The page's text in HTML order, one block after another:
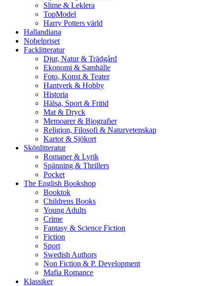
Slime & Leklera
TopModel
Harry Potters värld
Hallandiana
Nobelpriset
Facklitteratur
Djur, Natur & Trädgård
Ekonomi & Samhälle
Foto, Konst & Teater
Hantverk & Hobby
Historia
Hälsa, Sport & Fritid
Mat & Dryck
Memoarer & Biografier
Religion, Filosofi & Naturvetenskap
Kartor & Sjökort
Skönlitteratur
Romaner & Lyrik
Spänning & Thrillers
Pocket
The English Bookshop
Booktok
Childrens Books
Young Adults
Crime
Fantasy & Science Fiction
Fiction
Sport
Swedish Authors
Non Fiction & P. Development
Mafia Romance
Klassiker